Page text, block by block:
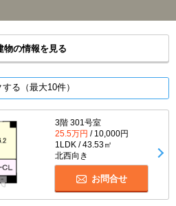
物の情報を見る
る（最大10件）
3階 301号室
25.5万円 / 10,000円
1LDK / 43.53㎡
北西向き
お問合せ